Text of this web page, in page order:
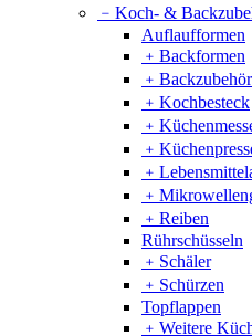
﹣ Koch- &
Auflaufformen
﹢ Backformen
﹢ Backzubehör
﹢ Kochbesteck
﹢
﹢
﹢
﹢
﹢ Reiben
Rührschüsseln
﹢ Schäler
﹢ Schürzen
Topflappen
﹢ Weitere